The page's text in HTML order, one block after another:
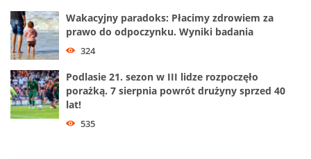
Wakacyjny paradoks: Płacimy zdrowiem za
prawo do odpoczynku. Wyniki badania
324
Podlasie 21. sezon w III lidze rozpoczęło
porażką. 7 sierpnia powrót drużyny sprzed 40
lat!
535